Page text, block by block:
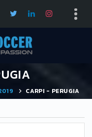
CARPI - PERUGIA